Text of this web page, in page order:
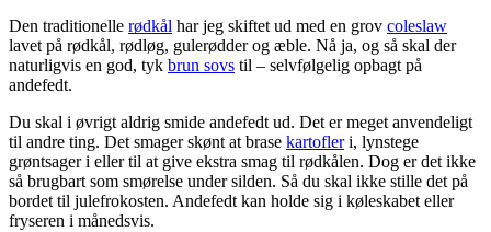
Den traditionelle rødkål har jeg skiftet ud med en grov coleslaw
lavet på rødkål, rødløg, gulerødder og æble. Nå ja, og så skal der
naturligvis en god, tyk brun sovs til – selvfølgelig opbagt på
andefedt.
Du skal i øvrigt aldrig smide andefedt ud. Det er meget anvendeligt
til andre ting. Det smager skønt at brase kartofleri, lynstege
grøntsager i eller til at give ekstra smag til rødkålen. Dog er det ikke
så brugbart som smørelse under silden. Så du skal ikke stille det på
bordet til julefrokosten. Andefedt kan holde sig i køleskabet eller
fryseren i månedsvis.